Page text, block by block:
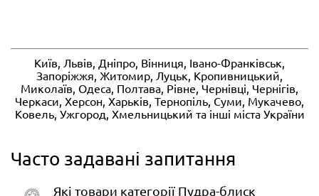
Київ, Львів, Дніпро, Вінниця, Івано-Франківськ,
Запоріжжя, Житомир, Луцьк, Кропивницький,
Миколаїв, Одеса, Полтава, Рівне, Чернівці, Чернігів,
Черкаси, Херсон, Харьків, Тернопіль, Суми, Мукачево,
Ковель, Ужгород, Хмельницький та інші міста України
Часто задавані запитання
Які товари категорії Пудра-блиск